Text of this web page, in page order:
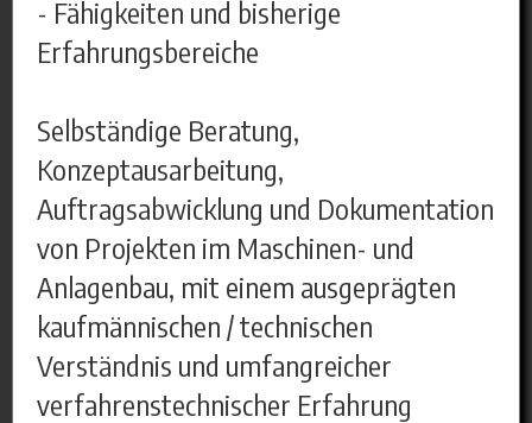
- Fähigkeiten und bisherige
Erfahrungsbereiche
Selbständige Beratung,
Konzeptausarbeitung,
Auftragsabwicklung und Dokumentation
von Projekten im Maschinen- und
Anlagenbau, mit einem ausgeprägten
kaufmännischen / technischen
Verständnis und umfangreicher
verfahrenstechnischer Erfahrung